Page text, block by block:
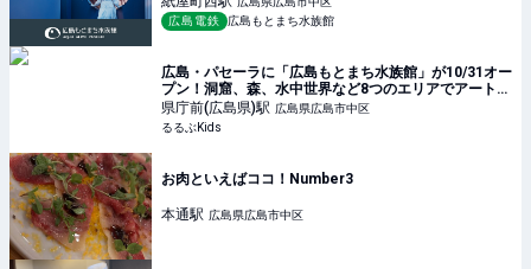
広島電鉄
広島もとまち水族館
広島・パセーラに「広島もとまち水族館」が10/31オー
プン！洞窟、森、水中世界など8つのエリアでアートと
生命が共演 | るるぶKids
県庁前(広島県)駅 広島県広島市中区
るるぶKids
お肉といえばココ！Number3
本通駅 広島県広島市中区